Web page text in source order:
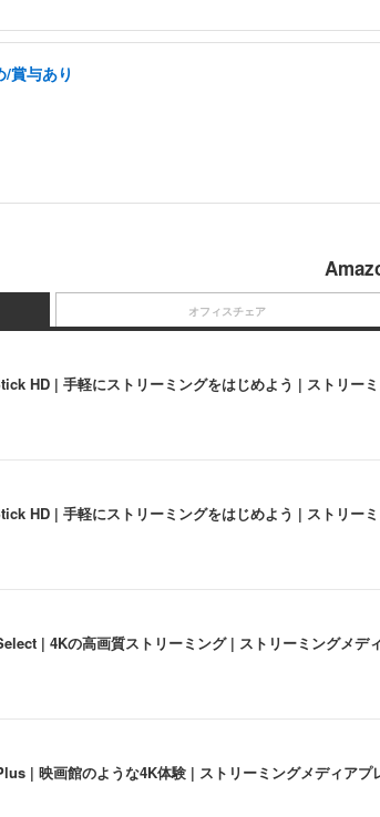
賞与あり
HD | 手軽にストリーミングをはじめよう | ストリー
HD | 手軽にストリーミングをはじめよう | ストリー
| 4Kの高画質ストリーミング | ストリーミングメデ
| 映画館のような4K体験 | ストリーミングメディアプ
オフィスチェア